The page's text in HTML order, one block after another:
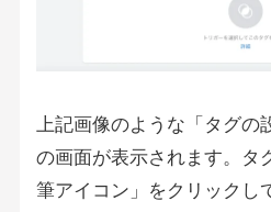
上記画像のような「タグの
の画面が表示されます。タ
筆アイコン」をクリックし